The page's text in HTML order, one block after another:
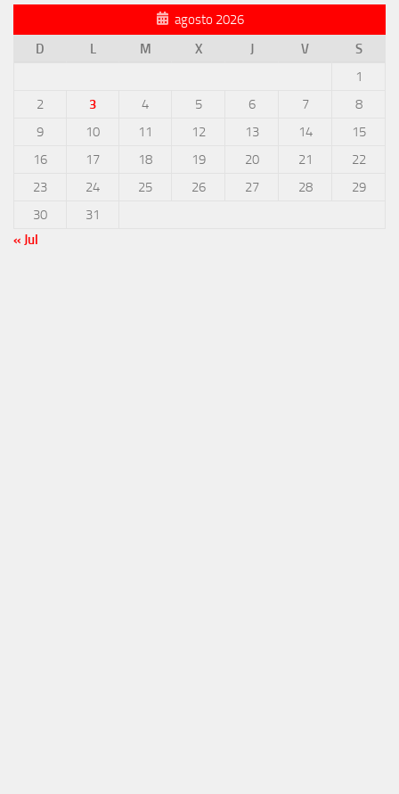
agosto 2026
D
L M X J V
S
1
2
3 4 5 6 7
8
9
10 11 12 13 14
15
16
17 18 19 20 21
22
23
24 25 26 27 28
29
30
31
« Jul